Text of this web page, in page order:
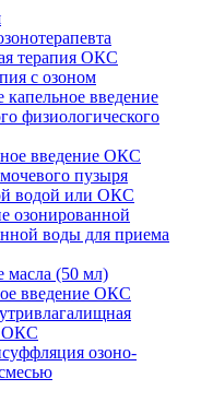
терапия ОКС
с озоном
введение
физиологического
введение ОКС
пузыря
водой или ОКС
озонированной
воды для приема
масла (50 мл)
введение ОКС
ОКС
озоно-